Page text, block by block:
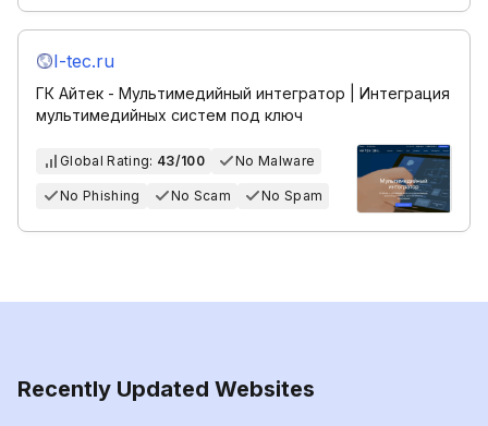
I-tec.ru
ГК Айтек - Мультимедийный интегратор | Интеграция
мультимедийных систем под ключ
Global Rating: 43/100 No Malware
No Phishing No Scam No Spam
Recently Updated Websites